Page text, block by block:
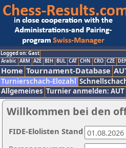
Logged on: Gast
Arabic ARM AZE BIH BUL CAT CHN CRO CZE
Home Tournament-Database
Turnierschach-Elozahl
Allgemeines Turnier anmelden: AUT
Willkommen bei den
FIDE-Elolisten Stand